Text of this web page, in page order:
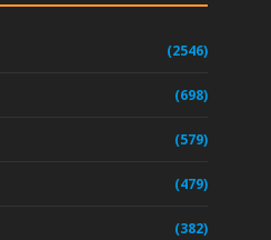
(2546)
(698)
(579)
(479)
(382)